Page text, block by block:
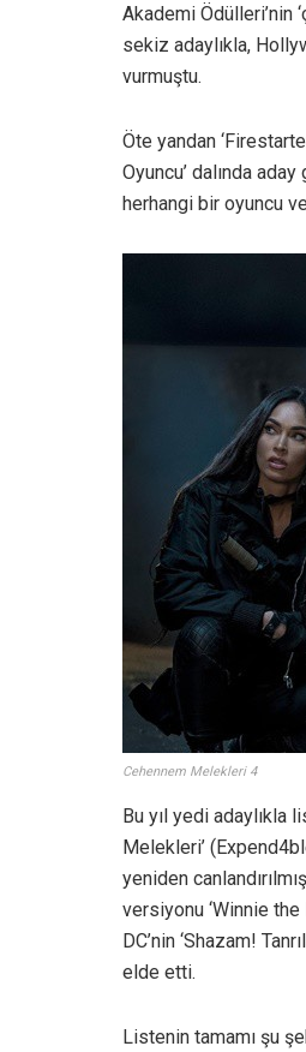
Akademi Ödülleri’nin
sekiz adaylıkla,
vurmuştu.
Öte yandan
Oyuncu’ dalında
herhangi bir oyuncu
Cehennem Melekleri 4
Bu yıl yedi adaylıkla
Melekleri’
yeniden
versiyonu ‘Winnie
DC’nin ‘Shazam!
elde etti.
Listenin tamamı şu